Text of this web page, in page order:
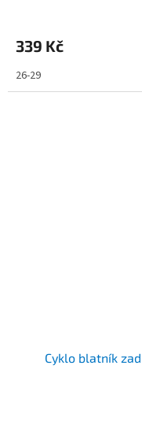
339 Kč
26-29
Cyklo blatník